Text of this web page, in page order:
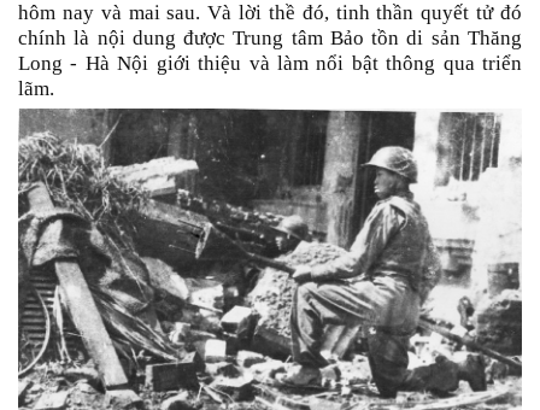
hôm nay và mai sau. Và lời thề đó, tinh thần quyết tử đó
chính là nội dung được Trung tâm Bảo tồn di sản Thăng
Long - Hà Nội giới thiệu và làm nổi bật thông qua triển
lãm.